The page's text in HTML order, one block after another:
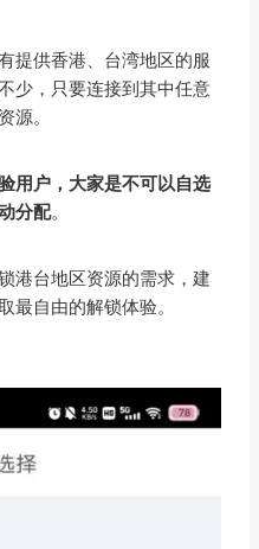
提供香港、台湾地区的服
少，只要连接到其中任意
源。
用户，大家是不可以自选
分配。
港台地区资源的需求，建
最自由的解锁体验。